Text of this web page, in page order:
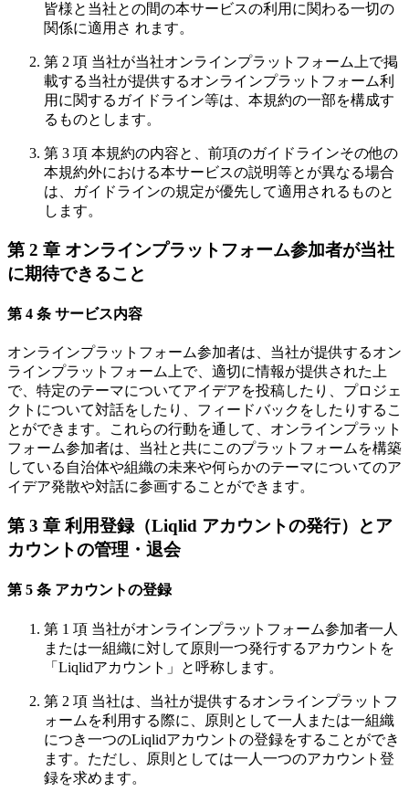
皆様と当社との間の本サービスの利用に関わる一切の
関係に適用さ れます。
第 2 項 当社が当社オンラインプラットフォーム上で掲
載する当社が提供するオンラインプラットフォーム利
用に関するガイドライン等は、本規約の一部を構成す
るものとします。
第 3 項 本規約の内容と、前項のガイドラインその他の
本規約外における本サービスの説明等とが異なる場合
は、ガイドラインの規定が優先して適用されるものと
します。
第 2 章 オンラインプラットフォーム参加者が当社
に期待できること
第 4 条 サービス内容
オンラインプラットフォーム参加者は、当社が提供するオン
ラインプラットフォーム上で、適切に情報が提供された上
で、特定のテーマについてアイデアを投稿したり、プロジェ
クトについて対話をしたり、フィードバックをしたりするこ
とができます。これらの行動を通して、オンラインプラット
フォーム参加者は、当社と共にこのプラットフォームを構築
している自治体や組織の未来や何らかのテーマについてのア
イデア発散や対話に参画することができます。
第 3 章 利用登録（Liqlid アカウントの発行）とア
カウントの管理・退会
第 5 条 アカウントの登録
第 1 項 当社がオンラインプラットフォーム参加者一人
または一組織に対して原則一つ発行するアカウントを
「Liqlidアカウント」と呼称します。
第 2 項 当社は、当社が提供するオンラインプラットフ
ォームを利用する際に、原則として一人または一組織
につき一つのLiqlidアカウントの登録をすることができ
ます。ただし、原則としては一人一つのアカウント登
録を求めます。